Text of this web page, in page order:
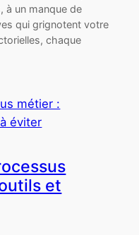
à un manque de
qui grignotent votre
chaque
et